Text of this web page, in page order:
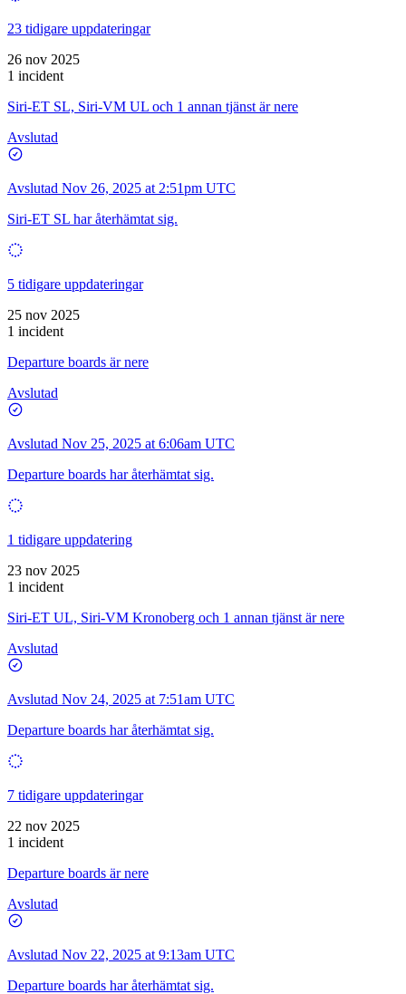
23 tidigare uppdateringar
26 nov 2025
1 incident
Siri-ET SL, Siri-VM UL och 1 annan tjänst är nere
Avslutad
Avslutad Nov 26, 2025 at 2:51pm UTC
Siri-ET SL har återhämtat sig.
5 tidigare uppdateringar
25 nov 2025
1 incident
Departure boards är nere
Avslutad
Avslutad Nov 25, 2025 at 6:06am UTC
Departure boards har återhämtat sig.
1 tidigare uppdatering
23 nov 2025
1 incident
Siri-ET UL, Siri-VM Kronoberg och 1 annan tjänst är nere
Avslutad
Avslutad Nov 24, 2025 at 7:51am UTC
Departure boards har återhämtat sig.
7 tidigare uppdateringar
22 nov 2025
1 incident
Departure boards är nere
Avslutad
Avslutad Nov 22, 2025 at 9:13am UTC
Departure boards har återhämtat sig.